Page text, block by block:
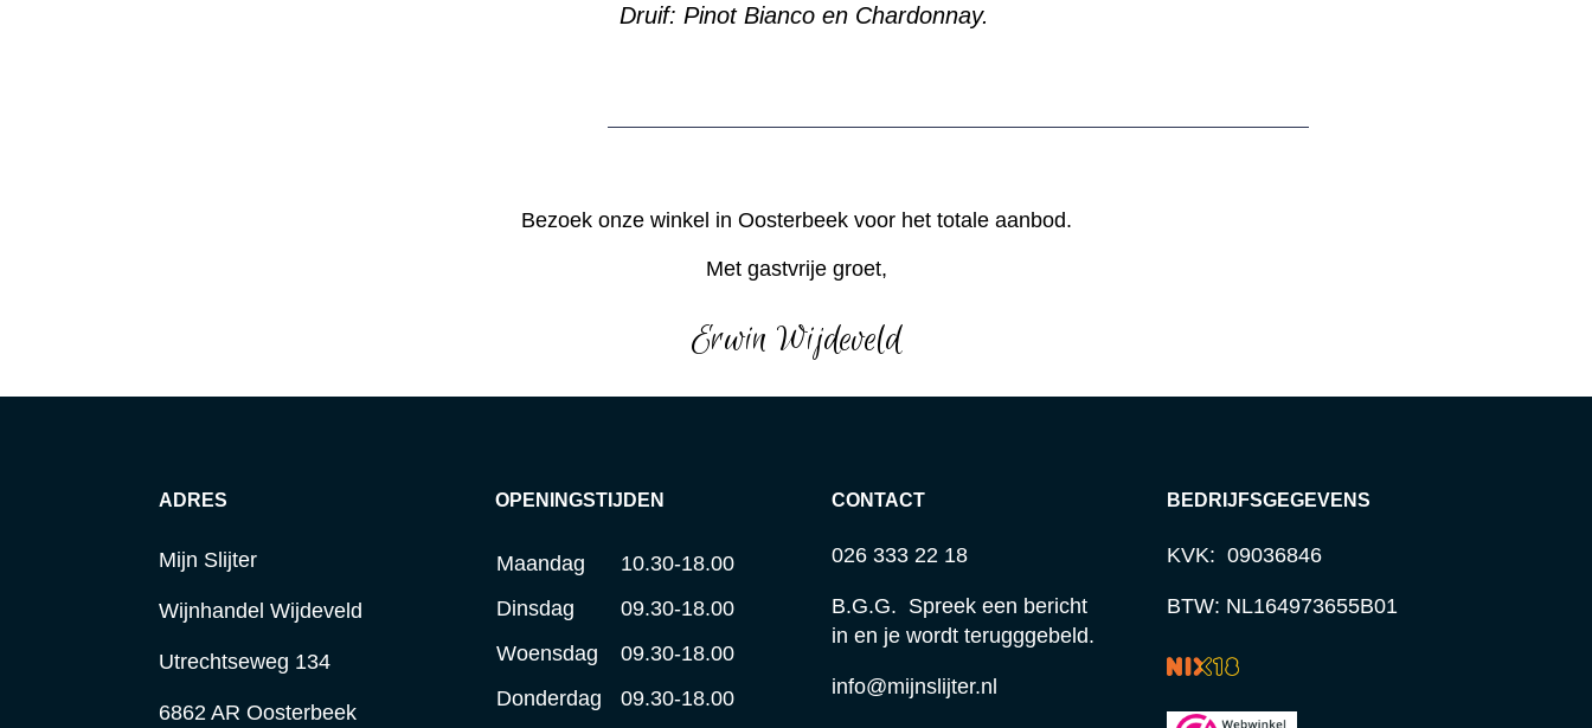
Druif: Pinot Bianco en Chardonnay.
Bezoek onze winkel in Oosterbeek voor het totale aanbod.
Met gastvrije groet,
Erwin Wijdeveld
ADRES
Mijn Slijter
Wijnhandel Wijdeveld
Utrechtseweg 134
6862 AR Oosterbeek
OPENINGSTIJDEN
Maandag
10.30-18.00
Dinsdag
09.30-18.00
Woensdag
09.30-18.00
Donderdag
09.30-18.00
CONTACT
026 333 22 18
B.G.G. Spreek een bericht
in en je wordt terugggebeld.
info@mijnslijter.nl
BEDRIJFSGEGEVENS
KVK: 09036846
BTW: NL164973655B01